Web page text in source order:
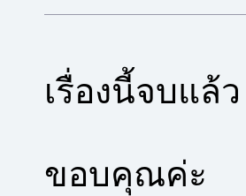
เรื่องนี้จบแล้
ขอบคุณค่ะ